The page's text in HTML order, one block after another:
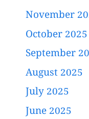
November
October 2025
September
August 2025
July 2025
June 2025